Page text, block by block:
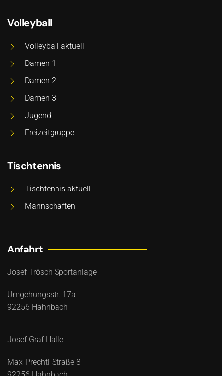
Volleyball
Volleyball aktuell
Damen 1
Damen 2
Damen 3
Jugend
Freizeitgruppe
Tischtennis
Tischtennis aktuell
Mannschaften
Anfahrt
Josef Trösch Sportanlage
Umgehungsstr. 17a
92256 Hahnbach
Josef Graf Halle
Max-Prechtl-Straße 8